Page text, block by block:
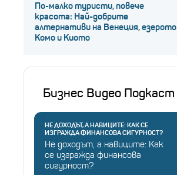
По-малко туристи, повече
красота: Най-добрите
алтернативи на Венеция, езерото
Комо и Киото
Бизнес Видео Подкаст
НЕ ДОХОДЪТ, А НАВИЦИТЕ: КАК СЕ
ИЗГРАЖДА ФИНАНСОВА СИГУРНОСТ?
Не доходът, а навиците: Как
се изгражда финансова
сигурност?